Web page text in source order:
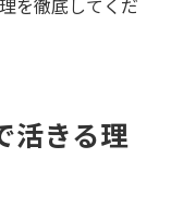
活きる理